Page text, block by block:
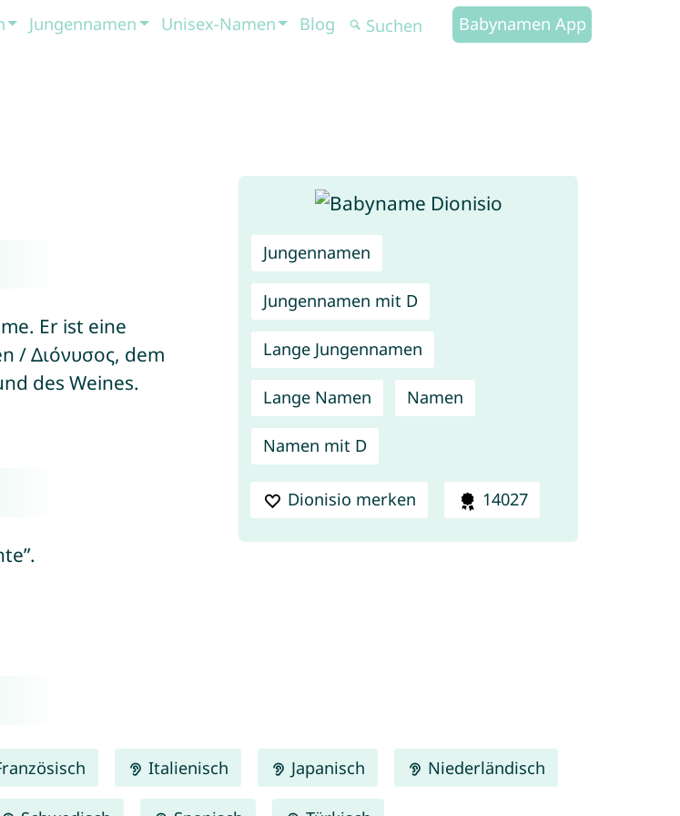
Jungennamen Unisex-Namen Blog Babynamen App
Jungennamen
Jungennamen mit D
Lange Jungennamen
Lange Namen Namen
Namen mit D
Dionisio merken 14027
Er ist eine
/ Διόνυσος, dem
des Weines.
Italienisch Japanisch Niederländisch